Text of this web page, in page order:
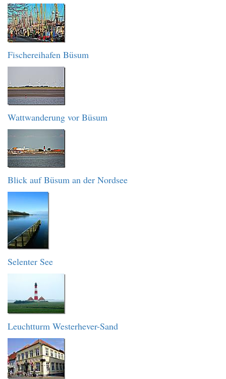
Fischereihafen Büsum
Wattwanderung vor Büsum
Blick auf Büsum an der Nordsee
Selenter See
Leuchtturm Westerhever-Sand